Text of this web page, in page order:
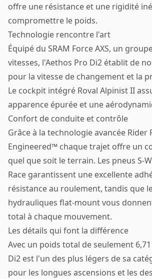
offre une résistance et une rigidité
compromettre le poids.
Technologie rencontre l'art
Équipé du SRAM Force AXS, un
vitesses, l'Aethos Pro Di2 établit de
pour la vitesse de changement et la
Le cockpit intégré Roval Alpinist II
apparence épurée et une
Confort de conduite et contrôle
Grâce à la technologie avancée Rider
Engineered™ chaque trajet offre un
quel que soit le terrain. Les pneus S-
Race garantissent une excellente
résistance au roulement, tandis que
hydrauliques flat-mount vous
total à chaque mouvement.
Les détails qui font la différence
Avec un poids total de seulement
Di2 est l'un des plus légers de sa
pour les longues ascensions et les